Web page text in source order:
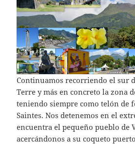
Continuamos recorriendo el sur
Terre y más en concreto la zona
teniendo siempre como telón de
Saintes. Nos detenemos en el
encuentra el pequeño pueblo de
acercándonos a su coqueto